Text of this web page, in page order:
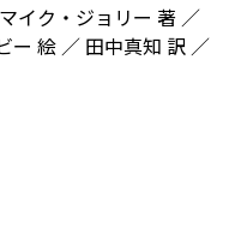
イク・ジョリー 著 ／
ー 絵 ／ 田中真知 訳 ／